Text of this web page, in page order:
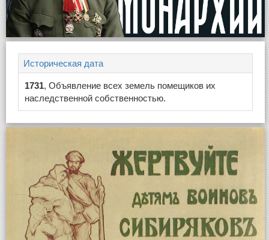
Историческая дата
1731, Объявление всех земель помещиков их
наследственной собственностью.